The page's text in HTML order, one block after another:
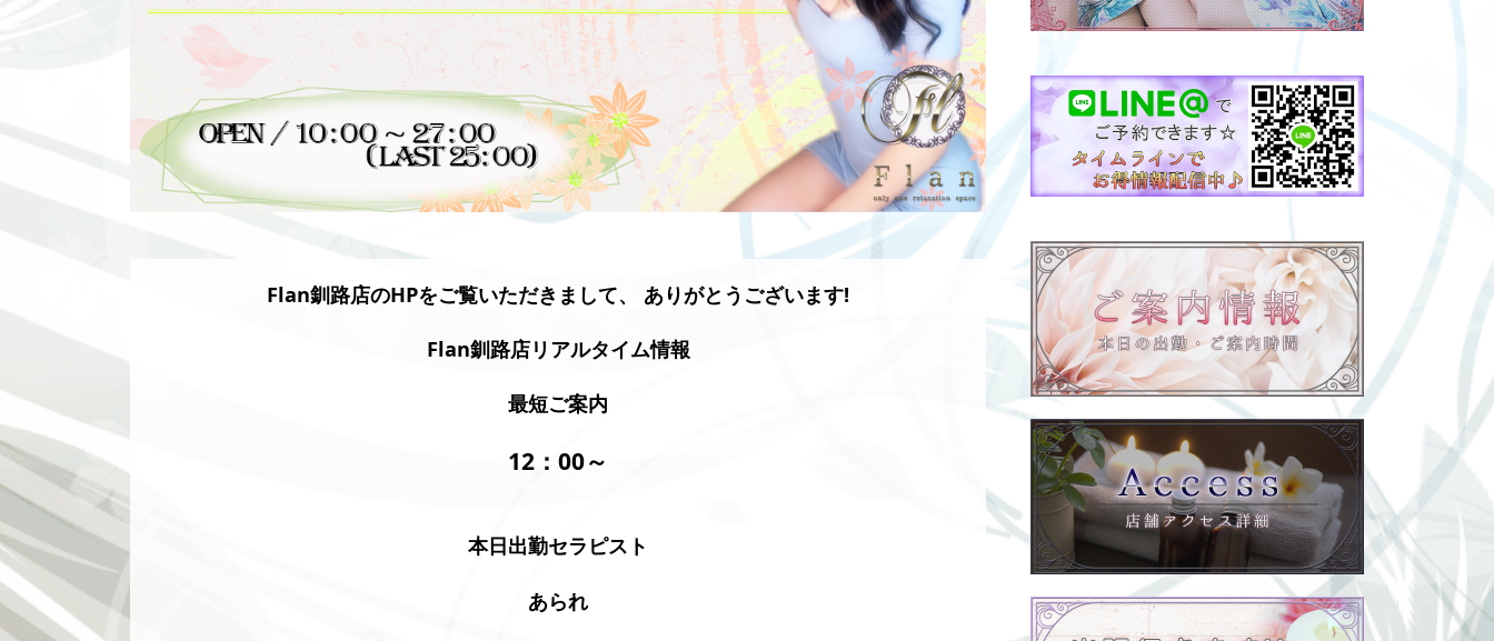
Flan釧路店のHPをご覧いただきまして、 ありがとうございます!
Flan釧路店リアルタイム情報
最短ご案内
12：00～
本日出勤セラピスト
あられ